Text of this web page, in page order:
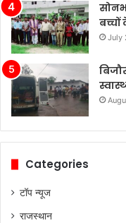
July
Categories
टॉप न्यूज
राजस्थान